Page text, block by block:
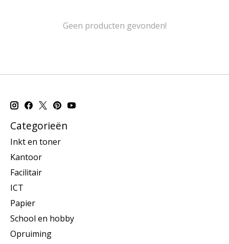
Geen producten gevonden!
Categorieën
Inkt en toner
Kantoor
Facilitair
ICT
Papier
School en hobby
Opruiming